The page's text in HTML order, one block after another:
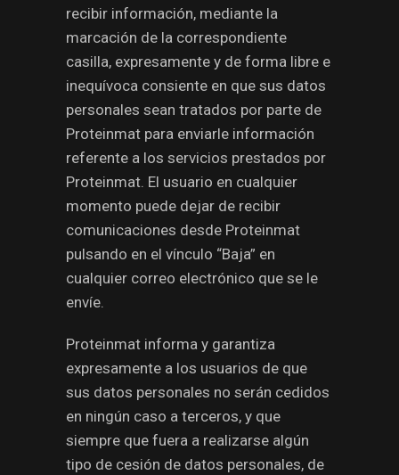
recibir información, mediante la
marcación de la correspondiente
casilla, expresamente y de forma libre e
inequívoca consiente en que sus datos
personales sean tratados por parte de
Proteinmat para enviarle información
referente a los servicios prestados por
Proteinmat. El usuario en cualquier
momento puede dejar de recibir
comunicaciones desde Proteinmat
pulsando en el vínculo “Baja” en
cualquier correo electrónico que se le
envíe.
Proteinmat informa y garantiza
expresamente a los usuarios de que
sus datos personales no serán cedidos
en ningún caso a terceros, y que
siempre que fuera a realizarse algún
tipo de cesión de datos personales, de